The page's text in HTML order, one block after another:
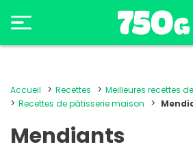
Accueil Recettes
Meilleures recettes
Recettes de pâtisserie maison
Mendiants